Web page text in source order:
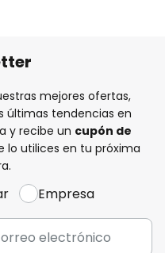
mejores ofertas,
últimas tendencias en
y recibe un cupón de
lo utilices en tu próxima
Empresa